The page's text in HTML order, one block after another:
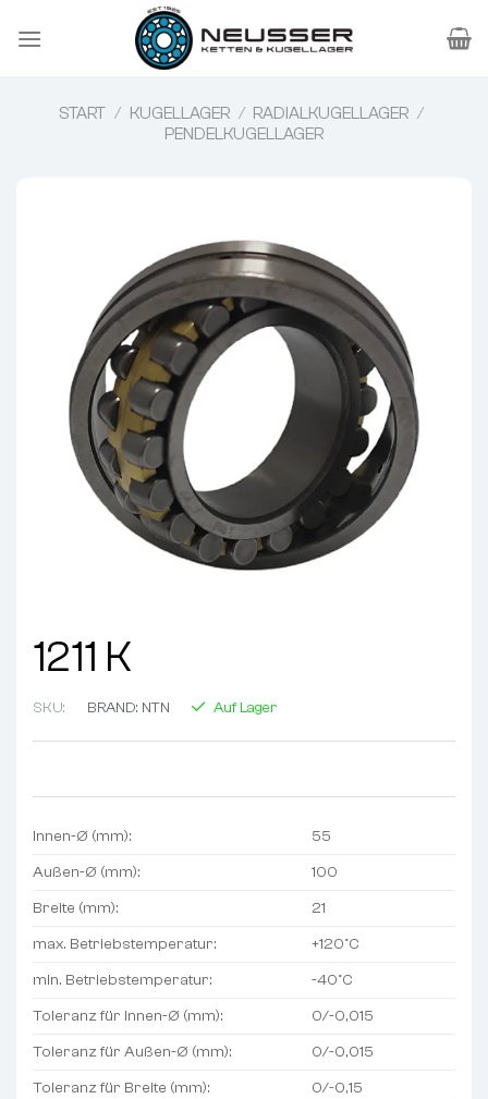
Inhalt
START / KUGELLAGER / RADIALKUGELLAGER /
PENDELKUGELLAGER
1211 K
SKU: BRAND: NTN Auf Lager
Innen-Ø (mm):
55
Außen-Ø (mm):
100
Breite (mm):
21
max. Betriebstemperatur:
+120°C
min. Betriebstemperatur:
-40°C
Toleranz für Innen-Ø (mm):
0/-0,015
Toleranz für Außen-Ø (mm):
0/-0,015
Toleranz für Breite (mm):
0/-0,15